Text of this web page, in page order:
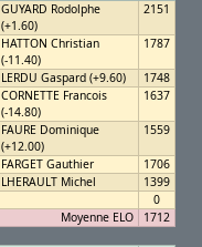
GUYARD Rodolphe
(+1.60)
2151
HATTON Christian
(-11.40)
1787
LERDU Gaspard (+9.60)
1748
CORNETTE Francois
(-14.80)
1637
FAURE Dominique
(+12.00)
1559
FARGET Gauthier
1706
LHERAULT Michel
1399
0
Moyenne ELO 1712